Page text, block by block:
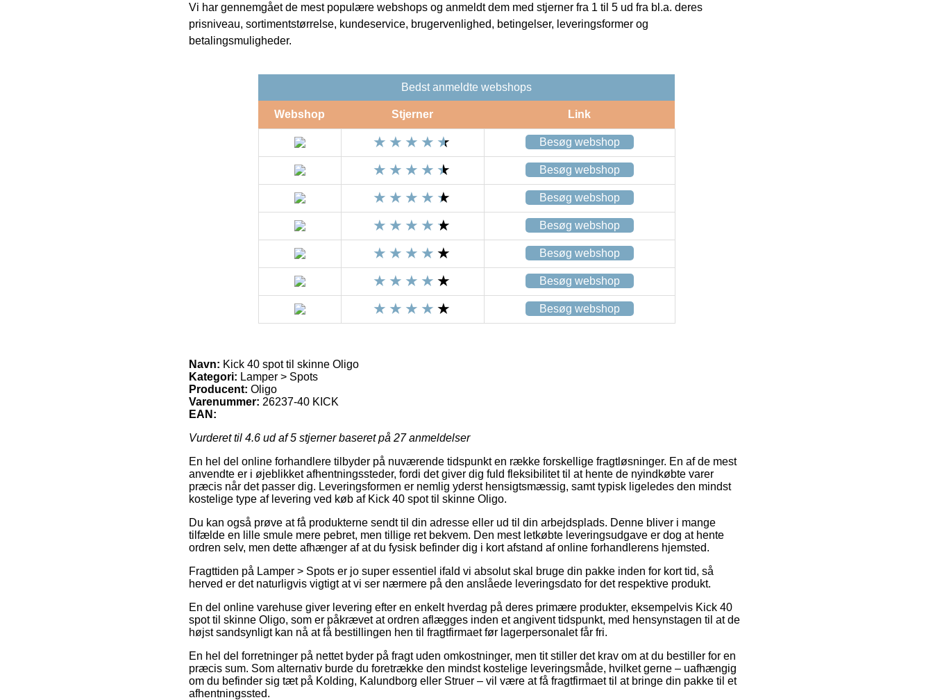
Vi har gennemgået de mest populære webshops og anmeldt dem med stjerner fra 1 til 5 ud fra bl.a. deres
prisniveau, sortimentstørrelse, kundeservice, brugervenlighed, betingelser, leveringsformer og
betalingsmuligheder.
Bedst anmeldte webshops
Webshop Stjerner Link
Besøg webshop
Besøg webshop
Besøg webshop
Besøg webshop
Besøg webshop
Besøg webshop
Besøg webshop
Navn: Kick 40 spot til skinne Oligo
Kategori: Lamper > Spots
Producent: Oligo
Varenummer: 26237-40 KICK
EAN:
Vurderet til 4.6 ud af 5 stjerner baseret på 27anmeldelser
En hel del online forhandlere tilbyder på nuværende tidspunkt en række forskellige fragtløsninger. En af de mest
anvendte er i øjeblikket afhentningssteder, fordi det giver dig fuld fleksibilitet til at hente de nyindkøbte varer
præcis når det passer dig. Leveringsformen er nemlig yderst hensigtsmæssig, samt typisk ligeledes den mindst
kostelige type af levering ved køb af Kick 40 spot til skinne Oligo.
Du kan også prøve at få produkterne sendt til din adresse eller ud til din arbejdsplads. Denne bliver i mange
tilfælde en lille smule mere pebret, men tillige ret bekvem. Den mest letkøbte leveringsudgave er dog at hente
ordren selv, men dette afhænger af at du fysisk befinder dig i kort afstand af online forhandlerens hjemsted.
Fragttiden på Lamper > Spots er jo super essentiel ifald vi absolut skal bruge din pakke inden for kort tid, så
herved er det naturligvis vigtigt at vi ser nærmere på den anslåede leveringsdato for det respektive produkt.
En del online varehuse giver levering efter en enkelt hverdag på deres primære produkter, eksempelvis Kick 40
spot til skinne Oligo, som er påkrævet at ordren aflægges inden et angivent tidspunkt, med hensynstagen til at de
højst sandsynligt kan nå at få bestillingen hen til fragtfirmaet før lagerpersonalet får fri.
En hel del forretninger på nettet byder på fragt uden omkostninger, men tit stiller det krav om at du bestiller for en
præcis sum. Som alternativ burde du foretrække den mindst kostelige leveringsmåde, hvilket gerne – uafhængig
om du befinder sig tæt på Kolding, Kalundborg eller Struer – vil være at få fragtfirmaet til at bringe din pakke til et
afhentningssted.